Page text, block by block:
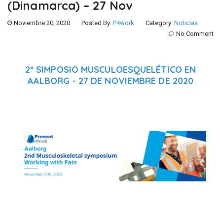
(Dinamarca) – 27 Nov
Noviembre 20, 2020 Posted By: P4work Category: Noticias
No Comment
2º SIMPOSIO MUSCULOESQUELÉTICO EN
AALBORG - 27 DE NOVIEMBRE DE 2020